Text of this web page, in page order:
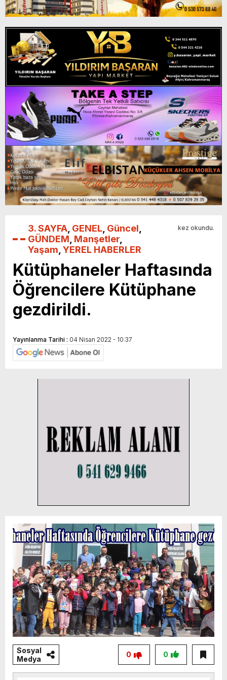
3. SAYFA GENEL Güncel
GÜNDEM Manşetler
Yaşam YEREL HABERLER
kez okundu.
Kütüphaneler Haftasında
Öğrencilere Kütüphane
gezdirildi.
Yayınlanma Tarihi : 04 Nisan 2022 - 10:37
Sosyal
Medya
0
0